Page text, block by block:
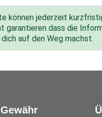
können jederzeit
garantieren dass die
auf den Weg machst.